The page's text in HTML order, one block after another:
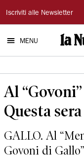
La
Nuova
Ferrara
Iscriviti alle Newsletter
MENU
Al
Questa
GALLO. Al
Govoni di